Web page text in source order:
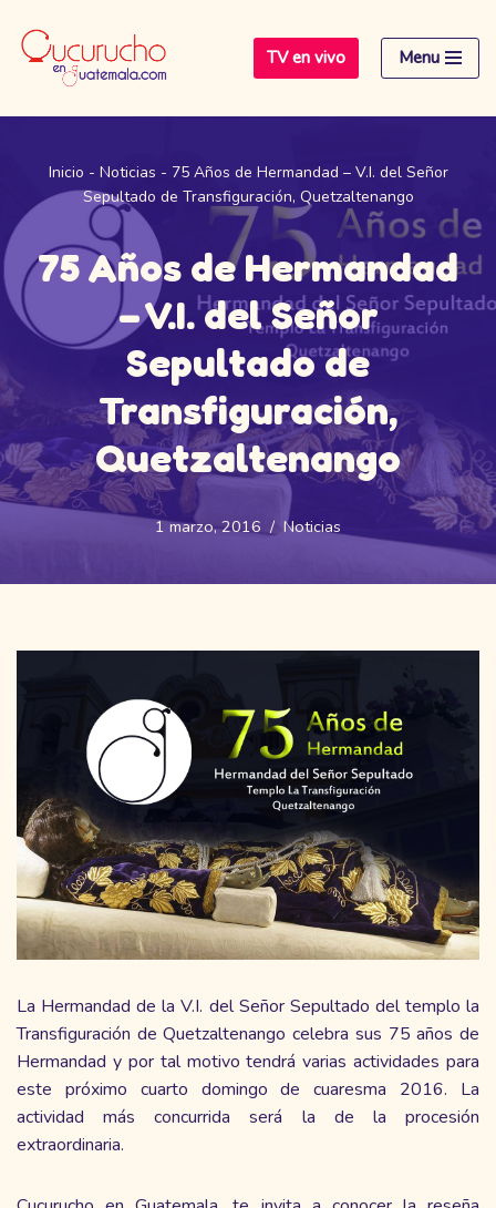
Saltar
contenido
TV en vivo Menu
Inicio - Noticias - 75 Años de Hermandad – V.I. del Señor
Sepultado de Transfiguración, Quetzaltenango
75 Años de Hermandad
– V.I. del Señor
Sepultado de
Transfiguración,
Quetzaltenango
1 marzo, 2016 Noticias
La Hermandad de la V.I. del Señor Sepultado del templo la
Transfiguración de Quetzaltenango celebra sus 75 años de
Hermandad y por tal motivo tendrá varias actividades para
este próximo cuarto domingo de cuaresma 2016. La
actividad más concurrida será la de la procesión
extraordinaria.